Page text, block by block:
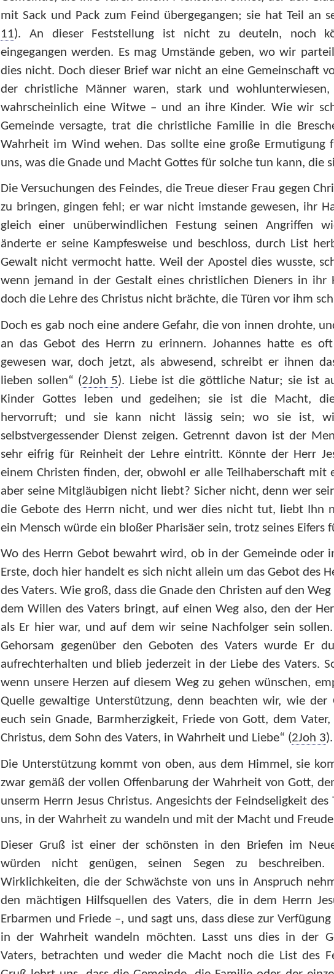
mit Sack und Pack zum Feind übergegangen; sie hat Teil an
11). An dieser Feststellung ist nicht zu deuteln, noch
eingegangen werden. Es mag Umstände geben, wo wir
dies nicht. Doch dieser Brief war nicht an eine Gemeinschaft
der christliche Männer waren, stark und
wahrscheinlich eine Witwe – und an ihre Kinder. Wie wir
Gemeinde versagte, trat die christliche Familie in die
Wahrheit im Wind wehen. Das sollte eine große Ermutigung
uns, was die Gnade und Macht Gottes für solche tun kann, die
Die Versuchungen des Feindes, die Treue dieser Frau gegen
zu bringen, gingen fehl; er war nicht imstande gewesen, ihr
gleich einer unüberwindlichen Festung seinen Angriffen
änderte er seine Kampfesweise und beschloss, durch List
Gewalt nicht vermocht hatte. Weil der Apostel dies wusste,
wenn jemand in der Gestalt eines christlichen Dieners in ihr
doch die Lehre des Christus nicht brächte, die Türen vor ihm
Doch es gab noch eine andere Gefahr, die von innen drohte,
an das Gebot des Herrn zu erinnern. Johannes hatte es
gewesen war, doch jetzt, als abwesend, schreibt er ihnen
lieben sollen“ (2Joh 5). Liebe ist die göttliche Natur; sie ist
Kinder Gottes leben und gedeihen; sie ist die Macht,
hervorruft; und sie kann nicht lässig sein; wo sie ist,
selbstvergessender Dienst zeigen. Getrennt davon ist der
sehr eifrig für Reinheit der Lehre eintritt. Könnte der Herr
einem Christen finden, der, obwohl er alle Teilhaberschaft mit
aber seine Mitgläubigen nicht liebt? Sicher nicht, denn wer
die Gebote des Herrn nicht, und wer dies nicht tut, liebt Ihn
ein Mensch würde ein bloßer Pharisäer sein, trotz seines Eifers
Wo des Herrn Gebot bewahrt wird, ob in der Gemeinde oder
Erste, doch hier handelt es sich nicht allein um das Gebot des
des Vaters. Wie groß, dass die Gnade den Christen auf den
dem Willen des Vaters bringt, auf einen Weg also, den der
als Er hier war, und auf dem wir seine Nachfolger sein
Gehorsam gegenüber den Geboten des Vaters wurde Er
aufrechterhalten und blieb jederzeit in der Liebe des Vaters.
wenn unsere Herzen auf diesem Weg zu gehen wünschen,
Quelle gewaltige Unterstützung, denn beachten wir, wie
euch sein Gnade, Barmherzigkeit, Friede von Gott, dem
Christus, dem Sohn des Vaters, in Wahrheit und Liebe“ (2Joh 3).
Die Unterstützung kommt von oben, aus dem Himmel, sie
zwar gemäß der vollen Offenbarung der Wahrheit von Gott,
unserm Herrn Jesus Christus. Angesichts der Feindseligkeit
uns, in der Wahrheit zu wandeln und mit der Macht und
Dieser Gruß ist einer der schönsten in den Briefen im
würden nicht genügen, seinen Segen zu
Wirklichkeiten, die der Schwächste von uns in Anspruch
den mächtigen Hilfsquellen des Vaters, die in dem Herrn
Erbarmen und Friede –, und sagt uns, dass diese zur
in der Wahrheit wandeln möchten. Lasst uns dies in der
Vaters, betrachten und weder die Macht noch die List des